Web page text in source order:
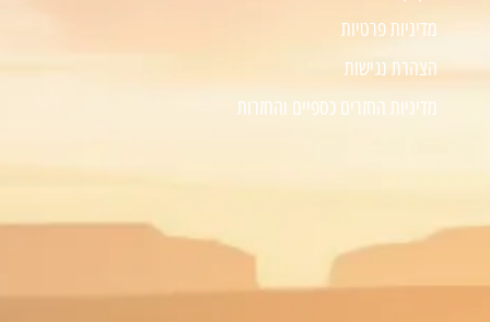
מדיניות פרטיות
הצהרת נגישות
מדיניות החזרים כספיים והחזרות